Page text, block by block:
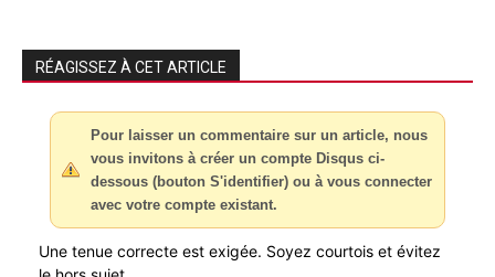
RÉAGISSEZ À CET ARTICLE
Pour laisser un commentaire sur un article, nous
vous invitons à créer un compte Disqus ci-
dessous (bouton S'identifier) ou à vous connecter
avec votre compte existant.
Une tenue correcte est exigée. Soyez courtois et évitez